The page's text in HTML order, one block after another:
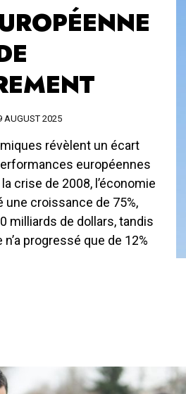
AUGUST 2025
révèlent un écart
européennes
crise de 2008, l’économie
croissance de 75%,
milliards de dollars, tandis
progressé que de 12%